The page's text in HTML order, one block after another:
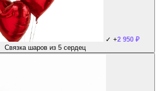
✓ +2 950 ₽
Связка шаров из 5 сердец